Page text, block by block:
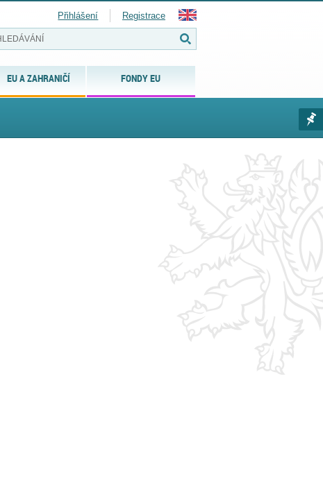
EU A ZAHRANIČÍ FONDY EU
Přihlášení Registrace